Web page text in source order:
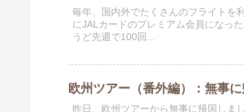
毎年、国内外でたくさんのフライトを
にJALカードのプレミアム会員になっ
うど先週で100回...
欧州ツアー（番外編）：無事
昨日、欧州ツアーから無事に帰国しま